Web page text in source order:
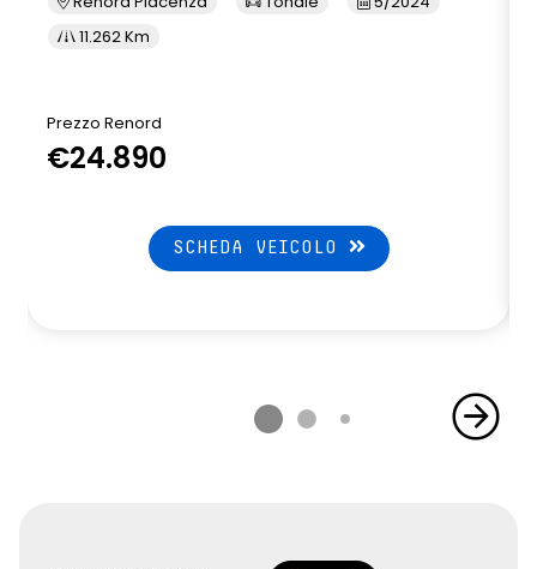
11.262 Km
Prezzo Renord
€24.890
SCHEDA VEICOLO